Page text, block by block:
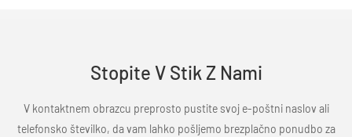
Stopite V Stik Z Nami
V kontaktnem obrazcu preprosto pustite svoj e-poštni naslov ali
telefonsko številko, da vam lahko pošljemo brezplačno ponudbo za